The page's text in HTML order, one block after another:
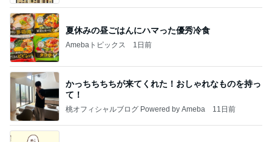
かっちちちちが来てくれた！おしゃれなものを持っ
て！
桃オフィシャルブログ Powered by Ameba
未だに息子が欲しがるぬいぐるみ